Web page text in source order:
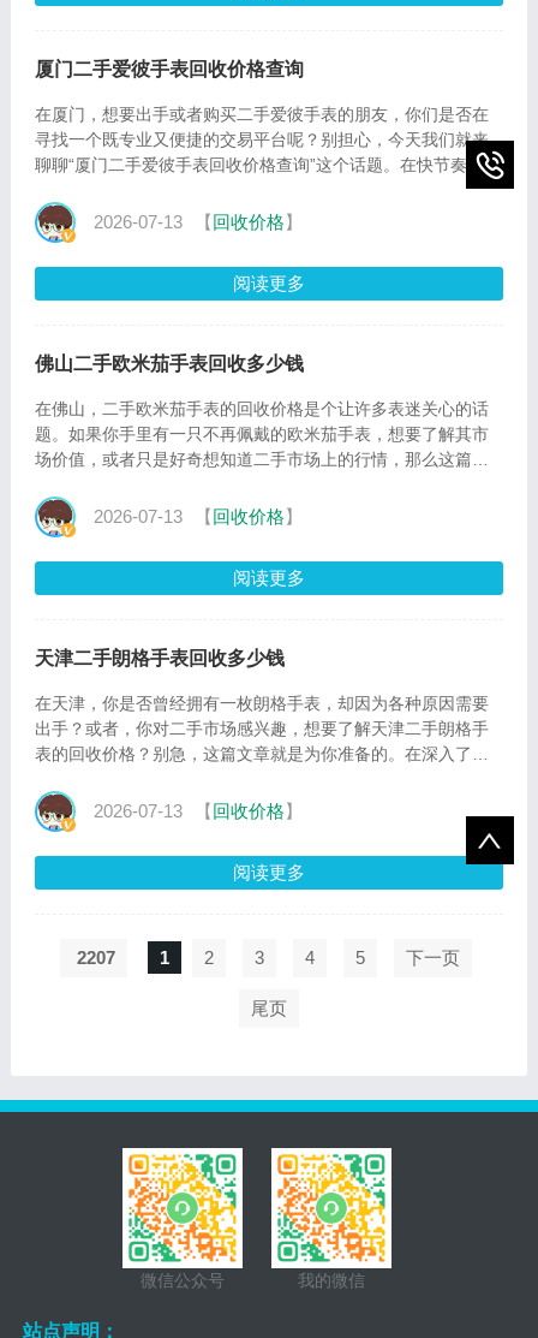
厦门二手爱彼手表回收价格查询
在厦门，想要出手或者购买二手爱彼手表的朋友，你们是否在
寻找一个既专业又便捷的交易平台呢？别担心，今天我们就来
聊聊“厦门二手爱彼手表回收价格查询”这个话题。在快节奏的生
2026-07-13 【回收价格】
阅读更多
佛山二手欧米茄手表回收多少钱
在佛山，二手欧米茄手表的回收价格是个让许多表迷关心的话
题。如果你手里有一只不再佩戴的欧米茄手表，想要了解其市
场价值，或者只是好奇想知道二手市场上的行情，那么这篇文
2026-07-13 【回收价格】
阅读更多
天津二手朗格手表回收多少钱
在天津，你是否曾经拥有一枚朗格手表，却因为各种原因需要
出手？或者，你对二手市场感兴趣，想要了解天津二手朗格手
表的回收价格？别急，这篇文章就是为你准备的。在深入了解
2026-07-13 【回收价格】
阅读更多
2207 1 2 3 4 5 下一页
尾页
微信公众号 我的微信
站点声明：